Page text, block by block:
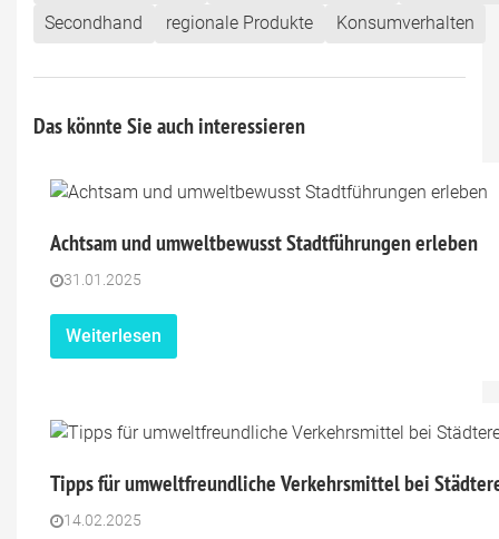
Secondhand
regionale Produkte Konsumverhalten
Das könnte Sie auch interessieren
Achtsam und umweltbewusst Stadtführungen erleben
31.01.2025
Weiterlesen
Tipps für umweltfreundliche Verkehrsmittel bei
14.02.2025